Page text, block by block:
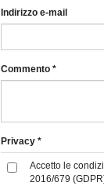
Indirizzo e-mail
Commento *
Privacy *
Accetto le
2016/679